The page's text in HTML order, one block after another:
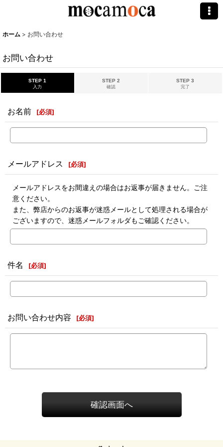
ホーム > お問い合わせ
お問い合わせ
STEP 1
入力
STEP 2
確認
STEP 3
完了
お名前 [必須]
メールアドレス [必須]
メールアドレスをお間違えの場合はお返事が届きません。ご注
意ください。
また、弊店からのお返事が迷惑メールとして処理される場合が
ございますので、迷惑メールフォルダもご確認ください。
件名 [必須]
お問い合わせ内容 [必須]
確認画面へ